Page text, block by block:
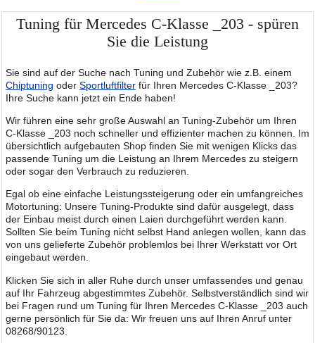
Tuning für Mercedes C-Klasse _203 - spüren
Sie die Leistung
Sie sind auf der Suche nach Tuning und Zubehör wie z.B. einem
Chiptuning oder Sportluftfilter für Ihren Mercedes C-Klasse _203?
Ihre Suche kann jetzt ein Ende haben!
Wir führen eine sehr große Auswahl an Tuning-Zubehör um Ihren
C-Klasse _203 noch schneller und effizienter machen zu können. Im
übersichtlich aufgebauten Shop finden Sie mit wenigen Klicks das
passende Tuning um die Leistung an Ihrem Mercedes zu steigern
oder sogar den Verbrauch zu reduzieren.
Egal ob eine einfache Leistungssteigerung oder ein umfangreiches
Motortuning: Unsere Tuning-Produkte sind dafür ausgelegt, dass
der Einbau meist durch einen Laien durchgeführt werden kann.
Sollten Sie beim Tuning nicht selbst Hand anlegen wollen, kann das
von uns gelieferte Zubehör problemlos bei Ihrer Werkstatt vor Ort
eingebaut werden.
Klicken Sie sich in aller Ruhe durch unser umfassendes und genau
auf Ihr Fahrzeug abgestimmtes Zubehör. Selbstverständlich sind wir
bei Fragen rund um Tuning für Ihren Mercedes C-Klasse _203 auch
gerne persönlich für Sie da: Wir freuen uns auf Ihren Anruf unter
08268/90123.